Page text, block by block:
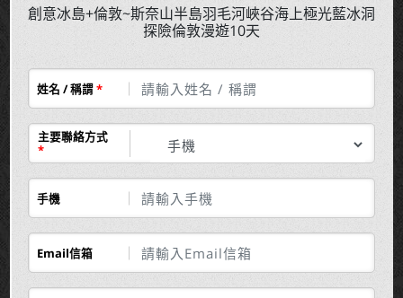
創意冰島+倫敦~斯奈山半島羽毛河峽谷海上極光藍冰洞
探險倫敦漫遊10天
姓名 / 稱謂*
主要聯絡方式
*
手機
Email信箱